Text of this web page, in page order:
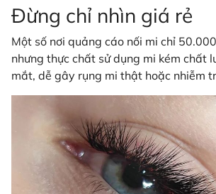
Đừng chỉ nhìn giá rẻ
Một số nơi quảng cáo nối mi chỉ
nhưng thực chất sử dụng mi kém chất
mắt, dễ gây rụng mi thật hoặc nhiễm